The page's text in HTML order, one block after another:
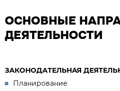
ОСНОВНЫЕ
ДЕЯТЕЛЬНОСТИ
ЗАКОНОДАТЕЛЬНАЯ
Планирование